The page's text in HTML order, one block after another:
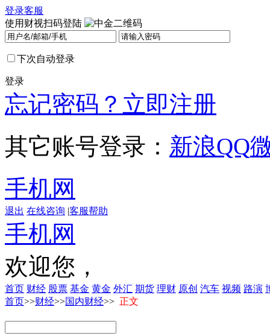
登录客服
使用财视扫码登陆
下次自动登录
登录
忘记密码？ 立即注册
其它账号登录： 新浪QQ
手机网
退出 在线咨询 |客服帮助
手机网
欢迎您，
首页 财经 股票 基金 黄金 外汇 期货 理财 原创 汽车 视频 路演
首页>>财经>>国内财经>> 正文